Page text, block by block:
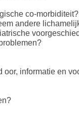
co-morbiditeit?
andere
oor, informatie en